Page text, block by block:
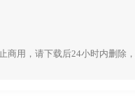
商用，请下载后24小时内删除